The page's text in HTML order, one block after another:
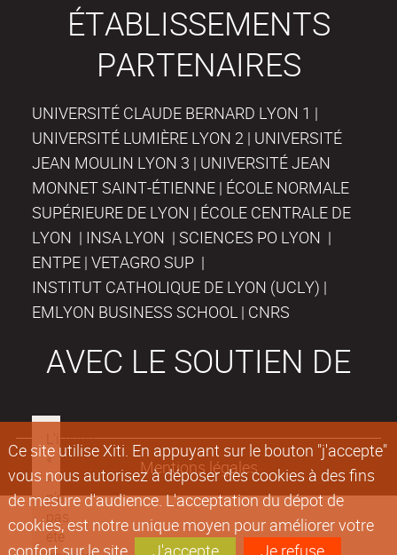
Ce site utilise Xiti. En appuyant sur le bouton "j'accepte"
vous nous autorisez à déposer des cookies à des fins
de mesure d'audience. L'acceptation du dépot de
cookies, est notre unique moyen pour améliorer votre
confort sur le site.
J'accepte Je refuse
ÉTABLISSEMENTS
PARTENAIRES
UNIVERSITÉ CLAUDE BERNARD LYON 1 |
UNIVERSITÉ LUMIÈRE LYON 2 | UNIVERSITÉ
JEAN MOULIN LYON 3 | UNIVERSITÉ JEAN
MONNET SAINT-ÉTIENNE | ÉCOLE NORMALE
SUPÉRIEURE DE LYON | ÉCOLE CENTRALE DE
LYON | INSA LYON | SCIENCES PO LYON |
ENTPE | VETAGRO SUP |
INSTITUT CATHOLIQUE DE LYON (UCLY) |
EMLYON BUSINESS SCHOOL | CNRS
AVEC LE SOUTIEN DE
Mentions légales